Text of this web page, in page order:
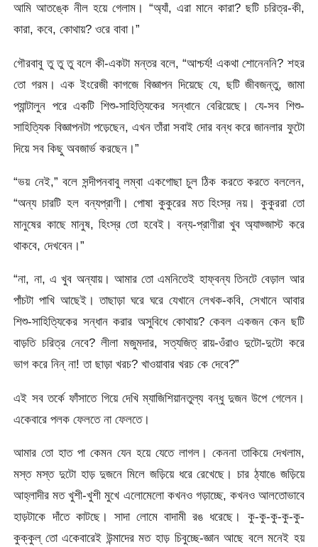
আমি আতঙ্কে নীল হয়ে গেলাম। “অ্যাঁ, এরা মানে কারা? ছটি চরিত্র-কী,
কারা, কবে, কোথায়? ওরে বাবা।”
গৌরবাবু তু তু তু বলে কী-একটা মন্তর বলে, “আশ্চর্য! একথা শোনেননি? শহর
তো গরম। এক ইংরেজী কাগজে বিজ্ঞাপন দিয়েছে যে, ছটি জীবজন্তু, জামা
প্যান্টালুন পরে একটি শিশু-সাহিত্যিকের সন্ধানে বেরিয়েছে। যে-সব শিশু-
সাহিত্যিক বিজ্ঞাপনটা পড়েছেন, এখন তাঁরা সবাই দোর বন্ধ করে জানলার ফুটো
দিয়ে সব কিছু অবজার্ভ করছেন।”
“ভয় নেই,” বলে সন্দীপনবাবু লম্বা একগোছা চুল ঠিক করতে করতে বললেন,
“অন্য চারটি হল বন্যপ্রাণী। পোষা কুকুরের মত হিংস্র নয়। কুকুররা তো
মানুষের কাছে মানুষ, হিংস্র তো হবেই। বন্য-প্রাণীরা খুব অ্যাড্জাস্ট করে
থাকবে, দেখবেন।”
“না, না, এ খুব অন্যায়। আমার তো এমনিতেই হাফ্বন্য তিনটে বেড়াল আর
পাঁচটা পাখি আছেই। তাছাড়া ঘরে ঘরে যেখানে লেখক-কবি, সেখানে আবার
শিশু-সাহিত্যিকের সন্ধান করার অসুবিধে কোথায়? কেবল একজন কেন ছটি
বাড়তি চরিত্র নেবে? লীলা মজুমদার, সত্যজিত্‌ রায়-ওঁরাও দুটো-দুটো করে
ভাগ করে নিন্ না! তা ছাড়া খরচ? খাওয়াবার খরচ কে দেবে?”
এই সব তর্কে ফাঁসাতে গিয়ে দেখি ম্যাজিশিয়ানতুল্য বন্ধু দুজন উপে গেলেন।
একেবারে পলক ফেলতে না ফেলতে।
আমার তো হাত পা কেমন যেন হয়ে যেতে লাগল। কেননা তাকিয়ে দেখলাম,
মস্ত মস্ত দুটো হাড় দুজনে মিলে জড়িয়ে ধরে রেখেছে। চার ঠ্যাঙে জড়িয়ে
আহ্লাদীর মত খুশী-খুশী মুখে এলোমেলো কখনও গড়াচ্ছে, কখনও আলতোভাবে
হাড়টাকে দাঁতে কাটছে। সাদা লোমে বাদামী রঙ ধরেছে। কু-কু-কু-কু-কু-
কুক্কুল্ তো একেবারেই উন্মাদের মত হাড় চিবুচ্ছে-জ্ঞান আছে বলে মনেই হয়